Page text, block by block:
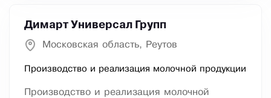
Димарт Универсал Групп
Московская область, Реутов
Производство и реализация молочной продукции
Производство и реализация молочной